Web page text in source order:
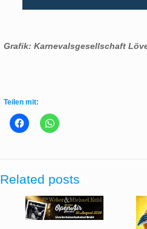
Grafik: Karnevalsgesellschaft
Teilen mit:
Related posts